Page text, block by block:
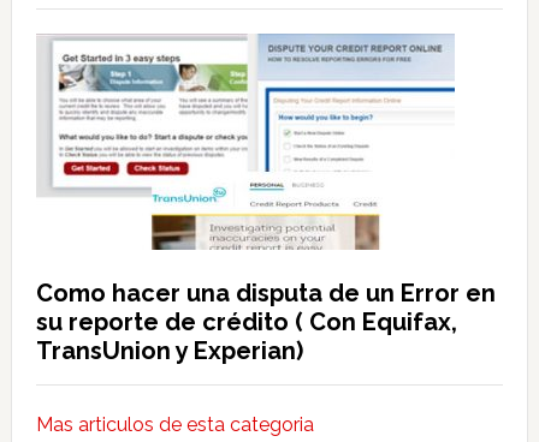
Como hacer una disputa de un Error en
su reporte de crédito ( Con Equifax,
TransUnion y Experian)
Mas articulos de esta categoria